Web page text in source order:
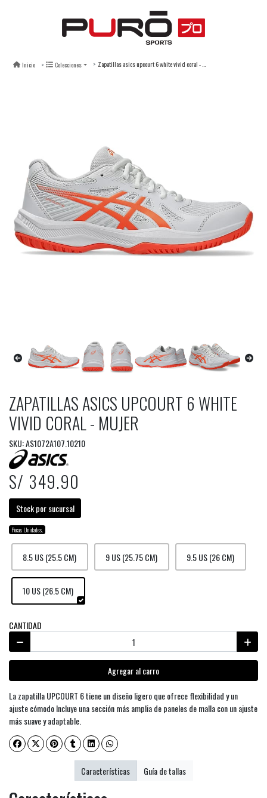
Inicio Colecciones Zapatillas asics upcourt 6 white vivid coral - mujer
ZAPATILLAS ASICS UPCOURT 6 WHITE
VIVID CORAL - MUJER
SKU: AS1072A107.10210
S/ 349.90
Stock por sucursal
Pocas Unidades.
8.5 US (25.5 CM) 9 US (25.75 CM) 9.5 US (26 CM)
10 US (26.5 CM)
CANTIDAD
Agregar al carro
La zapatilla UPCOURT 6 tiene un diseño ligero que ofrece flexibilidad y un
ajuste cómodo Incluye una sección más amplia de paneles de malla con un ajuste
más suave y adaptable.
Características Guía de tallas